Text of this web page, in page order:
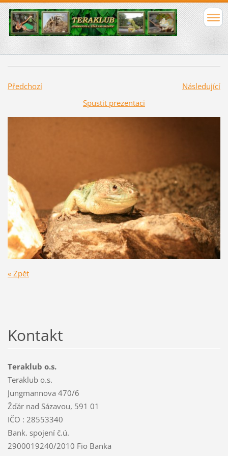
Předchozí
Následující
Spustit prezentaci
« Zpět
Kontakt
Teraklub o.s.
Teraklub o.s.
Jungmannova 470/6
Žďár nad Sázavou, 591 01
IČO : 28553340
Bank. spojení č.ú.
2900019240/2010 Fio Banka